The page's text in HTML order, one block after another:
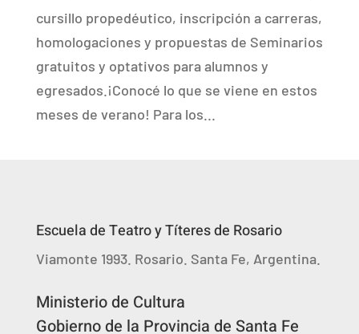
cursillo propedéutico, inscripción a carreras,
homologaciones y propuestas de Seminarios
gratuitos y optativos para alumnos y
egresados.¡Conocé lo que se viene en estos
meses de verano! Para los...
Escuela de Teatro y Títeres de Rosario
Viamonte 1993. Rosario. Santa Fe, Argentina.
Ministerio de Cultura
Gobierno de la Provincia de Santa Fe